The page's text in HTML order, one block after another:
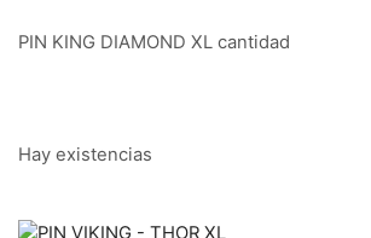
PIN KING DIAMOND XL cantidad
Hay existencias